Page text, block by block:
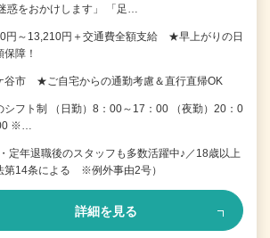
惑をおかけします」 「足…
円～13,210円＋交通費全額支給 ★早上がりの日
障！
谷市 ★ご自宅からの通勤考慮＆直行直帰OK
シフト制 （日勤）8：00～17：00 （夜勤）20：0
※…
定年退職後のスタッフも多数活躍中♪／18歳以上
第14条による ※例外事由2号）
詳細を見る